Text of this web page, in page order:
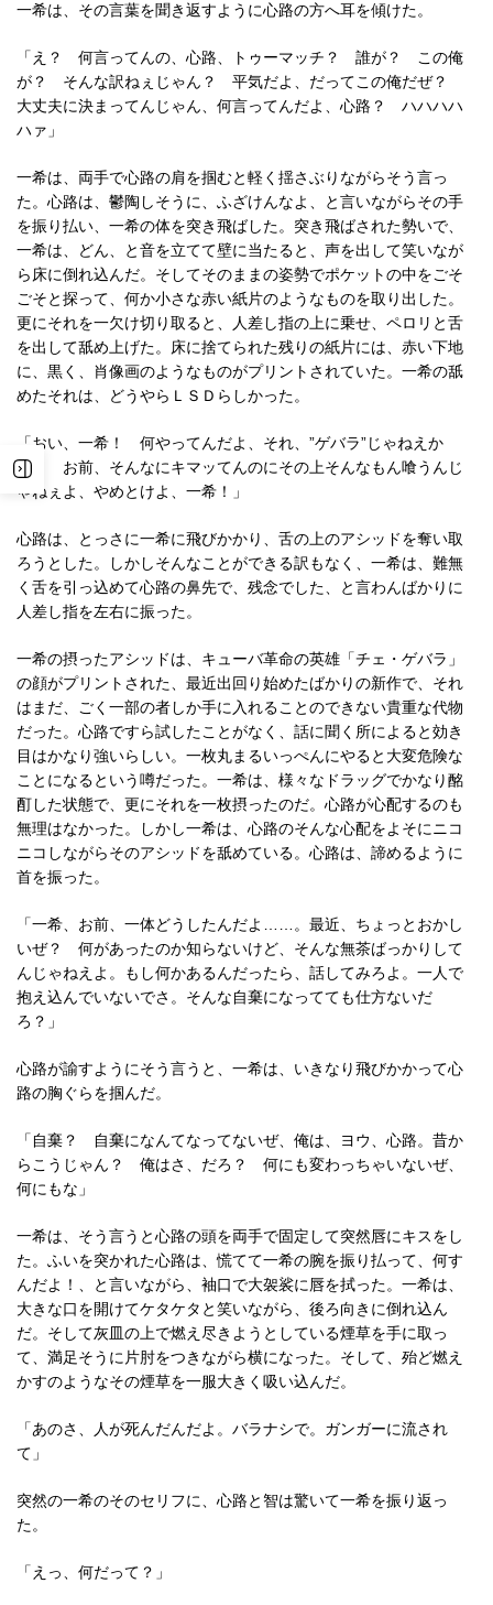
一希は、その言葉を聞き返すように心路の方へ耳を傾けた。
「え？ 何言ってんの、心路、トゥーマッチ？ 誰が？ この俺
が？ そんな訳ねぇじゃん？ 平気だよ、だってこの俺だぜ？
大丈夫に決まってんじゃん、何言ってんだよ、心路？ ハハハハ
ハァ」
一希は、両手で心路の肩を掴むと軽く揺さぶりながらそう言っ
た。心路は、鬱陶しそうに、ふざけんなよ、と言いながらその手
を振り払い、一希の体を突き飛ばした。突き飛ばされた勢いで、
一希は、どん、と音を立てて壁に当たると、声を出して笑いなが
ら床に倒れ込んだ。そしてそのままの姿勢でポケットの中をごそ
ごそと探って、何か小さな赤い紙片のようなものを取り出した。
更にそれを一欠け切り取ると、人差し指の上に乗せ、ペロリと舌
を出して舐め上げた。床に捨てられた残りの紙片には、赤い下地
に、黒く、肖像画のようなものがプリントされていた。一希の舐
めたそれは、どうやらＬＳＤらしかった。
「おい、一希！ 何やってんだよ、それ、”ゲバラ”じゃねえか
よ！ お前、そんなにキマッてんのにその上そんなもん喰うんじ
ゃねぇよ、やめとけよ、一希！」
心路は、とっさに一希に飛びかかり、舌の上のアシッドを奪い取
ろうとした。しかしそんなことができる訳もなく、一希は、難無
く舌を引っ込めて心路の鼻先で、残念でした、と言わんばかりに
人差し指を左右に振った。
一希の摂ったアシッドは、キューバ革命の英雄「チェ・ゲバラ」
の顔がプリントされた、最近出回り始めたばかりの新作で、それ
はまだ、ごく一部の者しか手に入れることのできない貴重な代物
だった。心路ですら試したことがなく、話に聞く所によると効き
目はかなり強いらしい。一枚丸まるいっぺんにやると大変危険な
ことになるという噂だった。一希は、様々なドラッグでかなり酩
酊した状態で、更にそれを一枚摂ったのだ。心路が心配するのも
無理はなかった。しかし一希は、心路のそんな心配をよそにニコ
ニコしながらそのアシッドを舐めている。心路は、諦めるように
首を振った。
「一希、お前、一体どうしたんだよ……。最近、ちょっとおかし
いぜ？ 何があったのか知らないけど、そんな無茶ばっかりして
んじゃねえよ。もし何かあるんだったら、話してみろよ。一人で
抱え込んでいないでさ。そんな自棄になってても仕方ないだ
ろ？」
心路が諭すようにそう言うと、一希は、いきなり飛びかかって心
路の胸ぐらを掴んだ。
「自棄？ 自棄になんてなってないぜ、俺は、ヨウ、心路。昔か
らこうじゃん？ 俺はさ、だろ？ 何にも変わっちゃいないぜ、
何にもな」
一希は、そう言うと心路の頭を両手で固定して突然唇にキスをし
た。ふいを突かれた心路は、慌てて一希の腕を振り払って、何す
んだよ！、と言いながら、袖口で大袈裟に唇を拭った。一希は、
大きな口を開けてケタケタと笑いながら、後ろ向きに倒れ込ん
だ。そして灰皿の上で燃え尽きようとしている煙草を手に取っ
て、満足そうに片肘をつきながら横になった。そして、殆ど燃え
かすのようなその煙草を一服大きく吸い込んだ。
「あのさ、人が死んだんだよ。バラナシで。ガンガーに流され
て」
突然の一希のそのセリフに、心路と智は驚いて一希を振り返っ
た。
「えっ、何だって？」